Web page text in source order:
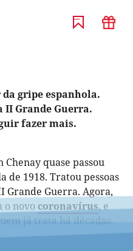
gripe espanhola.
II Grande Guerra.
fazer mais.
Chenay quase passou
de 1918. Tratou pessoas
Grande Guerra. Agora,
o novo coronavírus, e
já trata há décadas.